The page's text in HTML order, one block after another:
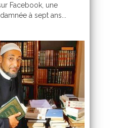
Facebook, une
à sept ans...